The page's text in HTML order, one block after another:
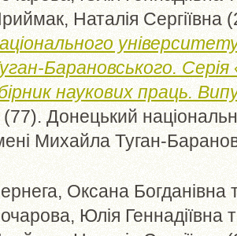
Наталія Сергіївна
Барановського.
наукових праць.
Донецький
Михайла Туган-
Оксана Богданівна
Юлія Геннадіївна